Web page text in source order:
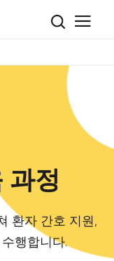
과정
환자 간호 지원,
행합니다.